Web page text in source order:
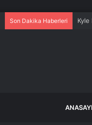
Son Dakika Haberleri Kyle